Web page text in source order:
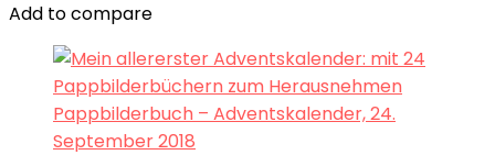
Add to compare